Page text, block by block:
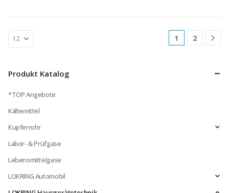
1 2
Produkt Katalog
*TOP Angebote
Kältemittel
Kupferrohr
Labor- & Prüfgase
Lebensmittelgase
LOKRING Automobil